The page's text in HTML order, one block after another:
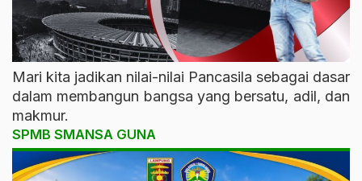
Mari kita jadikan nilai-nilai Pancasila sebagai dasar
dalam membangun bangsa yang bersatu, adil, dan
makmur.
SPMB SMANSA GUNA